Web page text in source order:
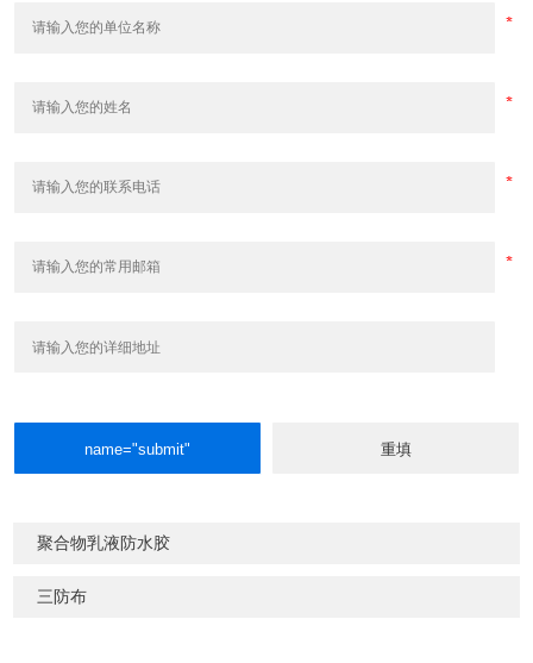
聚合物乳液防水胶
三防布